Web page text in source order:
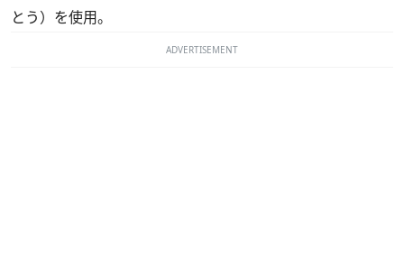
とう）を使用。
ADVERTISEMENT